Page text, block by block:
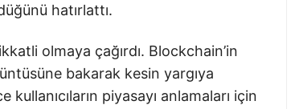
hatırlattı.
olmaya çağırdı. Blockchain’in
bakarak kesin yargıya
kullanıcıların piyasayı anlamaları için